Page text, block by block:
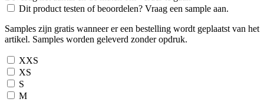
Dit product testen of beoordelen? Vraag een sample aan.
Samples zijn gratis wanneer er een bestelling wordt geplaatst van het
artikel. Samples worden geleverd zonder opdruk.
XXS
XS
S
M